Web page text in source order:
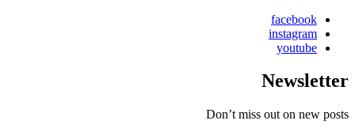
facebook
instagram
youtube
Newsletter
Don’t miss out on new posts